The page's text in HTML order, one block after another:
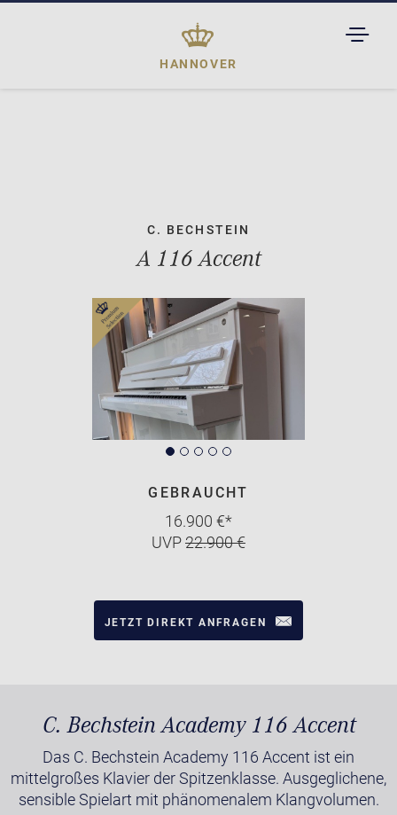
HANNOVER
C. BECHSTEIN
A 116 Accent
GEBRAUCHT
16.900 €*
UVP22.900 €
JETZT DIREKT ANFRAGEN
C. Bechstein Academy 116 Accent
Das C. Bechstein Academy 116 Accent ist ein
mittelgroßes Klavier der Spitzenklasse. Ausgeglichene,
sensible Spielart mit phänomenalem Klangvolumen.